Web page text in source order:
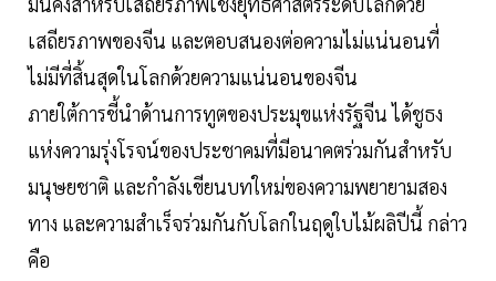
เสถียรภาพของจีน และตอบสนองต่อความไม่แน่นอนที่
ไม่มีที่สิ้นสุดในโลกด้วยความแน่นอนของจีน
ภายใต้การชี้นำด้านการทูตของประมุขแห่งรัฐจีน ได้ชูธง
แห่งความรุ่งโรจน์ของประชาคมที่มีอนาคตร่วมกันสำหรับ
มนุษยชาติ และกำลังเขียนบทใหม่ของความพยายามสอง
ทาง และความสำเร็จร่วมกันกับโลกในฤดูใบไม้ผลิปีนี้ กล่าว
คือ